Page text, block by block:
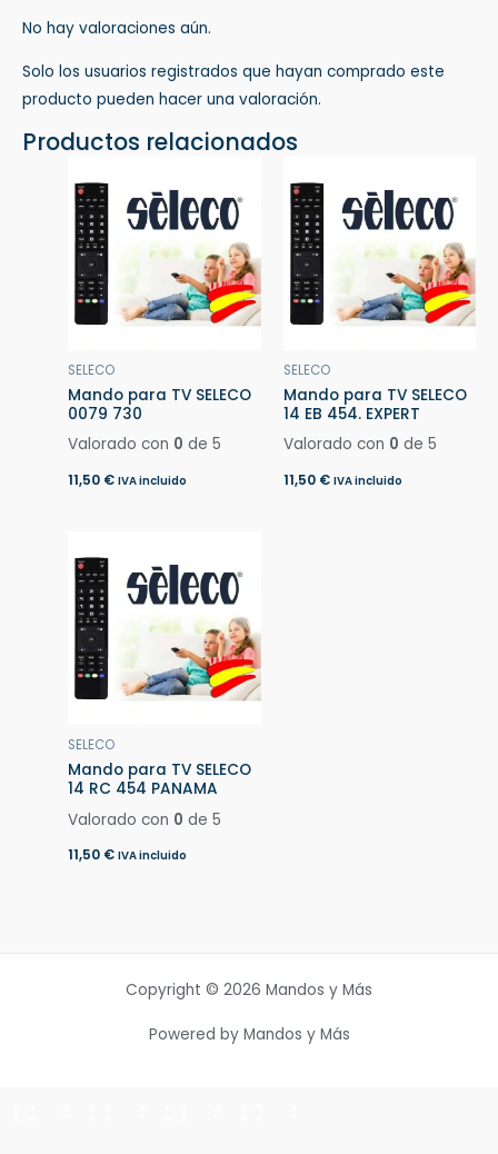
No hay valoraciones aún.
Solo los usuarios registrados que hayan comprado este
producto pueden hacer una valoración.
Productos relacionados
SELECO
Mando para TV SELECO
0079 730
Valorado con 0 de 5
11,50 € IVA incluido
SELECO
Mando para TV SELECO
14 EB 454. EXPERT
Valorado con 0 de 5
11,50 € IVA incluido
SELECO
Mando para TV SELECO
14 RC 454 PANAMA
Valorado con 0 de 5
11,50 € IVA incluido
Copyright © 2026 Mandos y Más
Powered by Mandos y Más